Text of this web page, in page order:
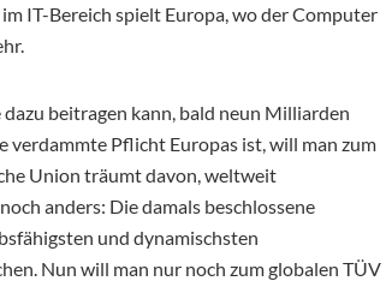
IT-Bereich spielt Europa, wo der Computer
beitragen kann, bald neun Milliarden
verdammte Pflicht Europas ist, will man zum
Union träumt davon, weltweit
anders: Die damals beschlossene
und dynamischsten
Nun will man nur noch zum globalen TÜV